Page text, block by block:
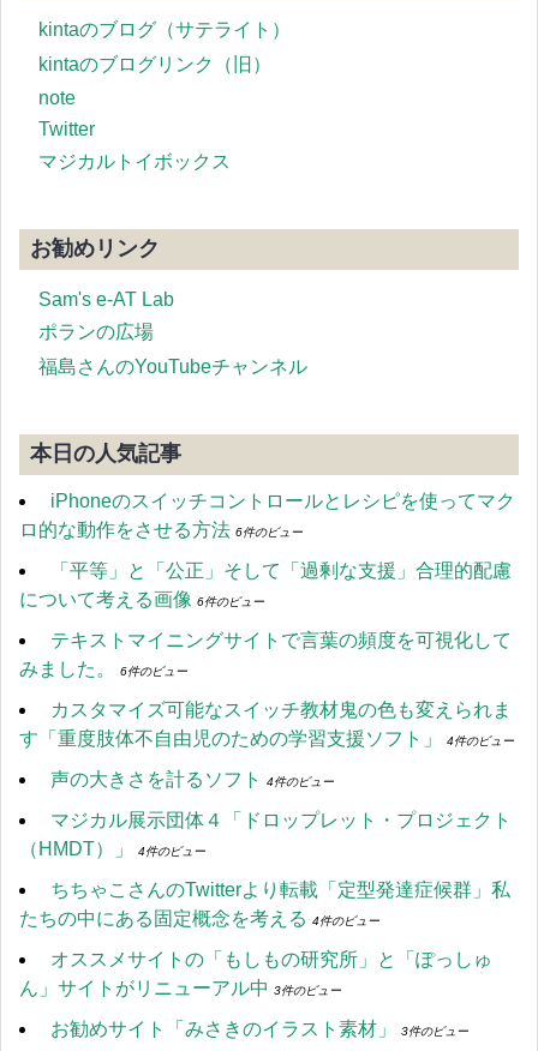
kintaのブログ（サテライト）
kintaのブログリンク（旧）
note
Twitter
マジカルトイボックス
お勧めリンク
Sam's e-AT Lab
ポランの広場
福島さんのYouTubeチャンネル
本日の人気記事
iPhoneのスイッチコントロールとレシピを使ってマク
ロ的な動作をさせる方法 6件のビュー
「平等」と「公正」そして「過剰な支援」合理的配慮
について考える画像 6件のビュー
テキストマイニングサイトで言葉の頻度を可視化して
みました。
6件のビュー
カスタマイズ可能なスイッチ教材鬼の色も変えられま
す「重度肢体不自由児のための学習支援ソフト」
4件のビュー
声の大きさを計るソフト 4件のビュー
マジカル展示団体４「ドロップレット・プロジェクト
（HMDT）」
4件のビュー
ちちゃこさんのTwitterより転載「定型発達症候群」私
たちの中にある固定概念を考える 4件のビュー
オススメサイトの「もしもの研究所」と「ぽっしゅ
ん」サイトがリニューアル中 3件のビュー
お勧めサイト「みさきのイラスト素材」 3件のビュー